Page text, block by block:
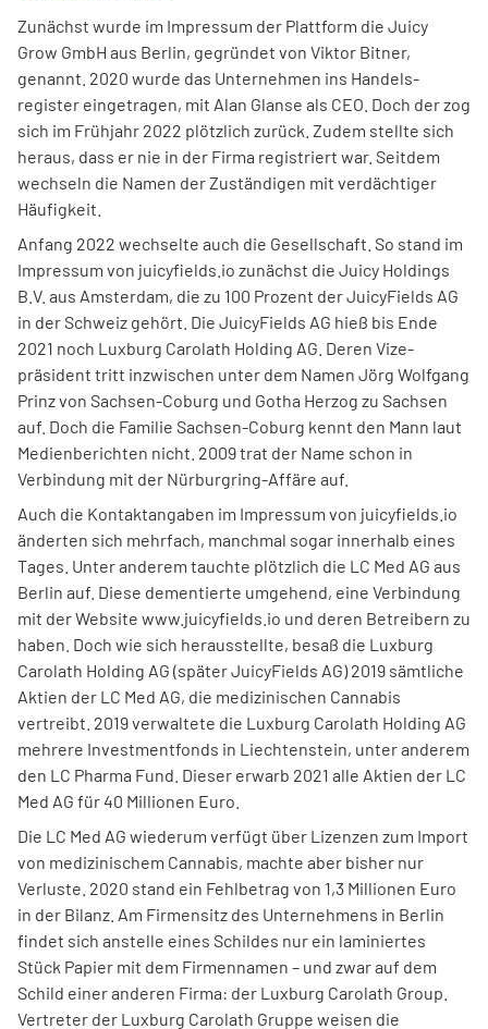
Zunächst wurde im Impressum der Platt­form die Juicy
Grow GmbH aus Berlin, gegründet von Viktor Bitner,
genannt. 2020 wurde das Unternehmen ins Handels­
register einge­tragen, mit Alan Glanse als CEO. Doch der zog
sich im Früh­jahr 2022 plötzlich zurück. Zudem stellte sich
heraus, dass er nie in der Firma registriert war. Seitdem
wechseln die Namen der Zuständigen mit verdächtiger
Häufigkeit.
Anfang 2022 wechselte auch die Gesell­schaft. So stand im
Impressum von juicyfields.io zunächst die Juicy Holdings
B.V. aus Amsterdam, die zu 100 Prozent der JuicyFields AG
in der Schweiz gehört. Die JuicyFields AG hieß bis Ende
2021 noch Luxburg Carolath Holding AG. Deren Vize­
präsident tritt inzwischen unter dem Namen Jörg Wolfgang
Prinz von Sachsen-Coburg und Gotha Herzog zu Sachsen
auf. Doch die Familie Sachsen-Coburg kennt den Mann laut
Medienberichten nicht. 2009 trat der Name schon in
Verbindung mit der Nürburgring-Affäre auf.
Auch die Kontakt­angaben im Impressum von juicyfields.io
änderten sich mehrfach, manchmal sogar innerhalb eines
Tages. Unter anderem tauchte plötzlich die LC Med AG aus
Berlin auf. Diese dementierte umge­hend, eine Verbindung
mit der Website www.juicyfields.io und deren Betreibern zu
haben. Doch wie sich herausstellte, besaß die Luxburg
Carolath Holding AG (später JuicyFields AG) 2019 sämtliche
Aktien der LC Med AG, die medizi­nischen Cannabis
vertreibt. 2019 verwaltete die Luxburg Carolath Holding AG
mehrere Investmentfonds in Liechten­stein, unter anderem
den LC Pharma Fund. Dieser erwarb 2021 alle Aktien der LC
Med AG für 40 Millionen Euro.
Die LC Med AG wiederum verfügt über Lizenzen zum Import
von medizi­nischem Cannabis, machte aber bisher nur
Verluste. 2020 stand ein Fehl­betrag von 1,3 Millionen Euro
in der Bilanz. Am Firmensitz des Unternehmens in Berlin
findet sich anstelle eines Schildes nur ein laminiertes
Stück Papier mit dem Firmennamen – und zwar auf dem
Schild einer anderen Firma: der Luxburg Carolath Group.
Vertreter der Luxburg Carolath Gruppe weisen die